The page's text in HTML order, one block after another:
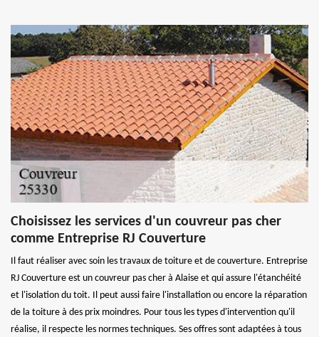
Choisissez les services d'un couvreur pas cher
comme Entreprise RJ Couverture
Il faut réaliser avec soin les travaux de toiture et de couverture. Entreprise
RJ Couverture est un couvreur pas cher à Alaise et qui assure l'étanchéité
et l'isolation du toit. Il peut aussi faire l'installation ou encore la réparation
de la toiture à des prix moindres. Pour tous les types d'intervention qu'il
réalise, il respecte les normes techniques. Ses offres sont adaptées à tous